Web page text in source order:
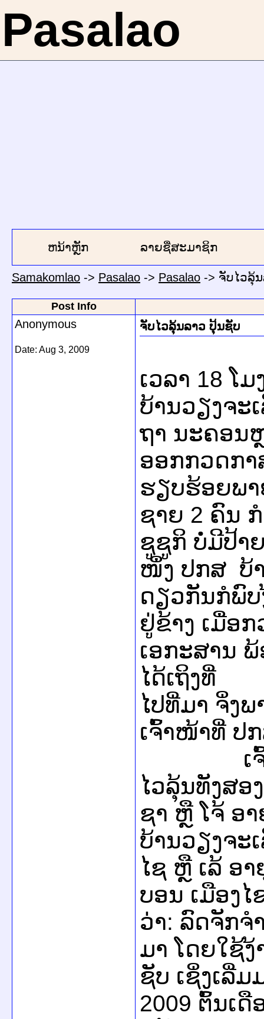
Pasalao
ຫນ້າຫຼັກ ລາຍຊື່ສະມາຊິກ
Samakomlao -> Pasalao -> Pasalao -> ຈັບໄວລຸ້
Post Info
Anonymous
Date: Aug 3, 2009
ຈັບໄວລຸ້ນລາວ ປຸ້ນຊັບ
ເວລາ 18 ໂ
ບ້ານວຽງຈະ
ຖາ ນະຄອນ
ອອກກວດກາ
ຮຽບຮ້ອຍພ
ຊາຍ 2 ຄົນ
ຊູຊູກິ ບໍ່ມີປ້າ
ໜຶ່ງ ປກສ ບ້
ດຽວກັນກໍພົບ
ຢູ່ຂ້າງ ເມື່ອ
ເອກະສານ
ໄດ້ເຖິງທີ່
ໄປທີ່ມາ ຈິ່ງ
ເຈົ້າໜ້າທີ່ ປ
ເຈົ້າໜ້າ
ໄວລຸ້ນທັງສອ
ຊາ ຫຼື ໂຈ້ ອາ
ບ້ານວຽງຈະ
ໄຊ ຫຼື ເລ້ ອ
ບອນ ເມືອງ
ວ່າ: ລົດຈັກຈ
ມາ ໂດຍໃຊ້
ຊັບ ເຊິ່ງເລີ່
2009 ຕົ້ນເ